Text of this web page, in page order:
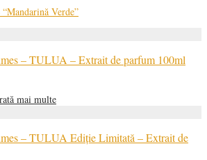
“Mandarină Verde”
– TULUA – Extrait de parfum 100ml
mai multe
– TULUA Ediție Limitată – Extrait de